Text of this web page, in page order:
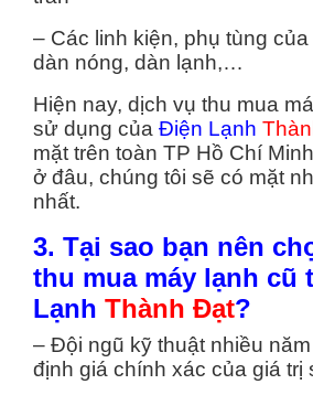
– Các linh kiện, phụ tùng
dàn nóng, dàn lạnh,…
Hiện nay, dịch vụ thu mua
sử dụng của Điện Lạnh
mặt trên toàn TP Hồ Chí
ở đâu, chúng tôi sẽ có mặt
nhất.
3. Tại sao bạn nên
thu mua máy lạnh cũ
Lạnh Thành Đạt?
– Đội ngũ kỹ thuật nhiều
định giá chính xác của giá trị